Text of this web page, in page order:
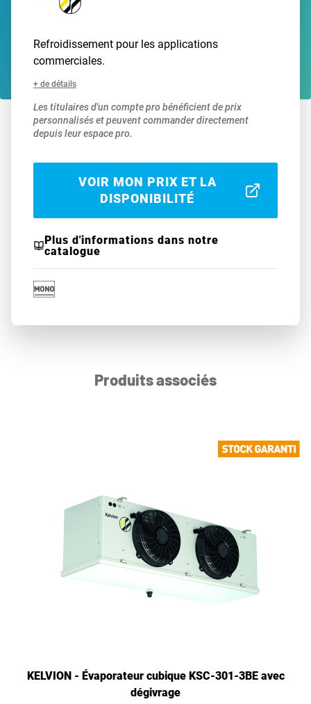
Refroidissement pour les applications
commerciales.
+ de détails
Les titulaires d'un compte pro bénéficient de prix
personnalisés et peuvent commander directement
depuis leur espace pro.
VOIR MON PRIX ET LA
DISPONIBILITÉ
Plus d'informations dans notre
catalogue
Produits associés
KELVION - Évaporateur cubique KSC-301-3BE avec
dégivrage